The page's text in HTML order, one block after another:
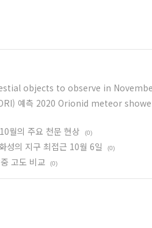
objects to observe in
예측 2020 Orionid meteor
의 주요 천문 현상 (0)
의 지구 최접근 10월 6일 (0)
고도 비교 (0)